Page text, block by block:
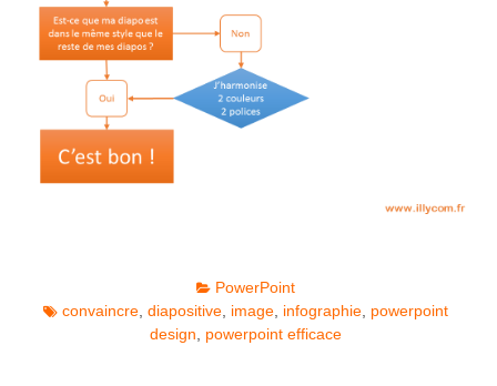
PowerPoint
convaincre diapositive image infographie powerpoint
design
powerpoint efficace